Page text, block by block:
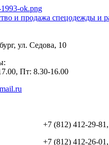
ул. Седова, 10
Пт: 8.30-16.00
+7 (812) 412-29-
+7 (812) 412-26-